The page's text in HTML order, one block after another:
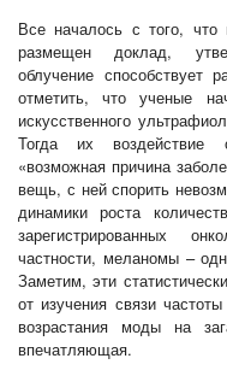
Все началось с того,
размещен доклад,
облучение способствует
отметить, что ученые
искусственного
Тогда их воздействие
«возможная причина
вещь, с ней спорить
динамики роста
зарегистрированных
частности, меланомы –
Заметим, эти
от изучения связи
возрастания моды на
впечатляющая.